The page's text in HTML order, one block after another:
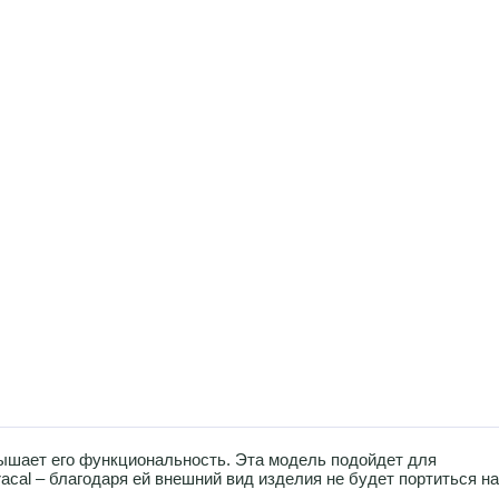
его функциональность. Эта модель подойдет для
– благодаря ей внешний вид изделия не будет портиться на